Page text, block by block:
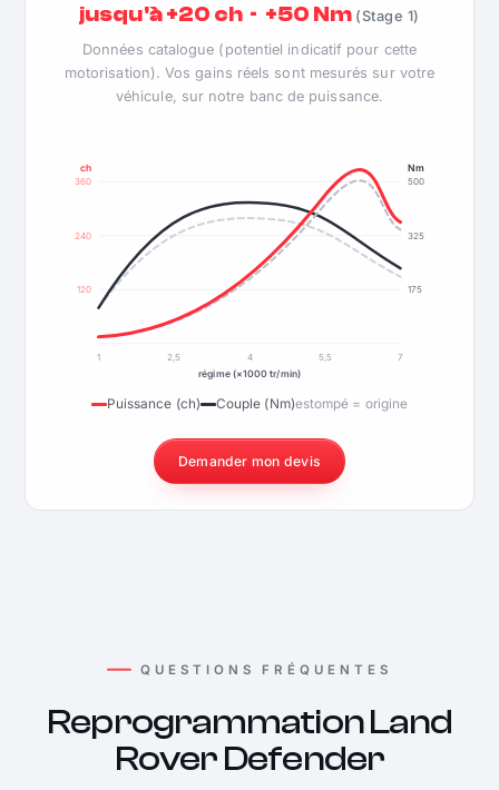
jusqu'à +20 ch · +50 Nm (Stage 1)
Données catalogue (potentiel indicatif pour cette
motorisation). Vos gains réels sont mesurés sur votre
véhicule, sur notre banc de puissance.
120
240
360
175
325
500
ch Nm
1 2,5 4 5,5
7
régime (×1000 tr/min)
Puissance (ch) Couple (Nm)estompé = origine
Demander mon devis
QUESTIONS FRÉQUENTES
Reprogrammation Land
Rover Defender